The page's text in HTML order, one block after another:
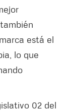
está el
lo que
02 del